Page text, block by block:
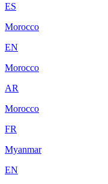
ES
Morocco
EN
Morocco
AR
Morocco
FR
Myanmar
EN